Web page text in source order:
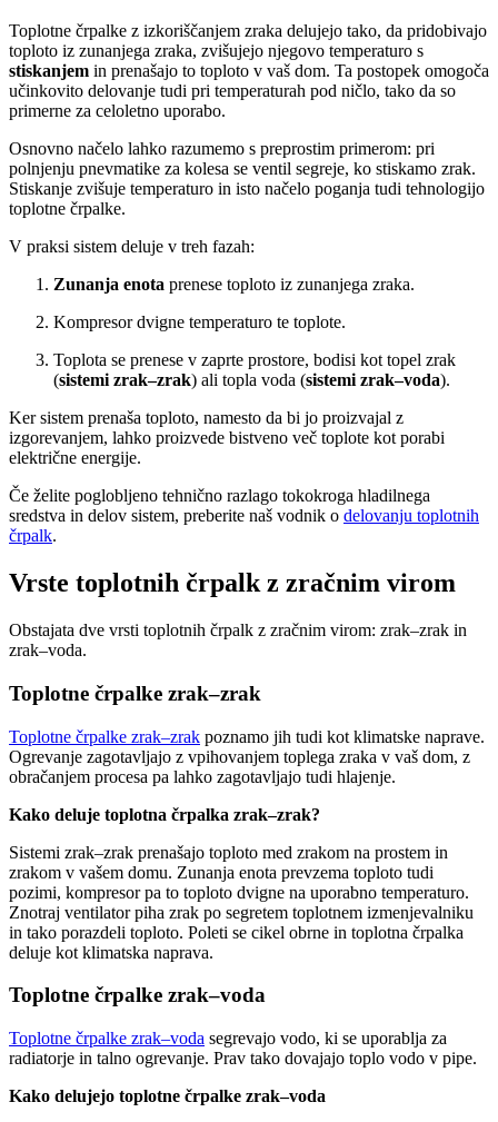
Toplotne črpalke z izkoriščanjem zraka delujejo tako, da pridobivajo
toploto iz zunanjega zraka, zvišujejo njegovo temperaturo s
stiskanjem in prenašajo to toploto v vaš dom. Ta postopek omogoča
učinkovito delovanje tudi pri temperaturah pod ničlo, tako da so
primerne za celoletno uporabo.
Osnovno načelo lahko razumemo s preprostim primerom: pri
polnjenju pnevmatike za kolesa se ventil segreje, ko stiskamo zrak.
Stiskanje zvišuje temperaturo in isto načelo poganja tudi tehnologijo
toplotne črpalke.
V praksi sistem deluje v treh fazah:
Zunanja enota prenese toploto iz zunanjega zraka.
Kompresor dvigne temperaturo te toplote.
Toplota se prenese v zaprte prostore, bodisi kot topel zrak
(sistemi zrak–zrak) ali topla voda (sistemi zrak–voda).
Ker sistem prenaša toploto, namesto da bi jo proizvajal z
izgorevanjem, lahko proizvede bistveno več toplote kot porabi
električne energije.
Če želite poglobljeno tehnično razlago tokokroga hladilnega
sredstva in delov sistem, preberite naš vodnik o delovanju toplotnih
črpalk.
Vrste toplotnih črpalk z zračnim virom
Obstajata dve vrsti toplotnih črpalk z zračnim virom: zrak–zrak in
zrak–voda.
Toplotne črpalke zrak–zrak
Toplotne črpalke zrak–zrak poznamo jih tudi kot klimatske naprave.
Ogrevanje zagotavljajo z vpihovanjem toplega zraka v vaš dom, z
obračanjem procesa pa lahko zagotavljajo tudi hlajenje.
Kako deluje toplotna črpalka zrak–zrak?
Sistemi zrak–zrak prenašajo toploto med zrakom na prostem in
zrakom v vašem domu. Zunanja enota prevzema toploto tudi
pozimi, kompresor pa to toploto dvigne na uporabno temperaturo.
Znotraj ventilator piha zrak po segretem toplotnem izmenjevalniku
in tako porazdeli toploto. Poleti se cikel obrne in toplotna črpalka
deluje kot klimatska naprava.
Toplotne črpalke zrak–voda
Toplotne črpalke zrak–voda segrevajo vodo, ki se uporablja za
radiatorje in talno ogrevanje. Prav tako dovajajo toplo vodo v pipe.
Kako delujejo toplotne črpalke zrak–voda